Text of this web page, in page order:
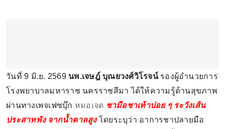
วันที่ 9 มิ.ย. 2569 นพ.เจษฎ์ บุณยวงศ์วิโรจน์รองผู้อำนวยการ
โรงพยาบาลมหาราช นครราชสีมา ได้ให้ความรู้ด้านสุขภาพ
ผ่านทางเพจเฟซบุ๊ก หมอเจด ชามือชาเท้าบ่อย ๆ ระวังเส้น
ประสาทพัง จากน้ำตาลสูงโดยระบุว่า อาการชาปลายมือ